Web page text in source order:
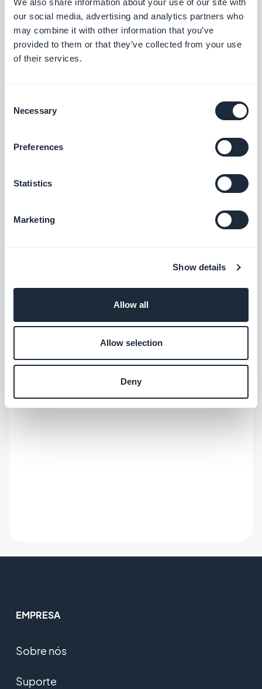
our social media, advertising and analytics partners who
may combine it with other information that you’ve
provided to them or that they’ve collected from your use
of their services.
Selection
Necessary
Preferences
Statistics
Marketing
Show details
Allow all
Allow selection
Deny
compartilho dicas práticas para ajudar você a
sobre as tendências que estão transformando
inteligência artificial em nosso setor. Se algum
conversar nos comentários.
EMPRESA
Sobre nós
Suporte